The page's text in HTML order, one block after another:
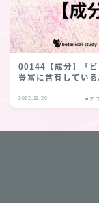
00144【成分】「
豊富に含有している
2022.11.20 ■ア